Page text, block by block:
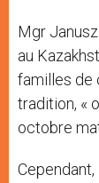
Mgr
au
familles de
tradition, «
octobre